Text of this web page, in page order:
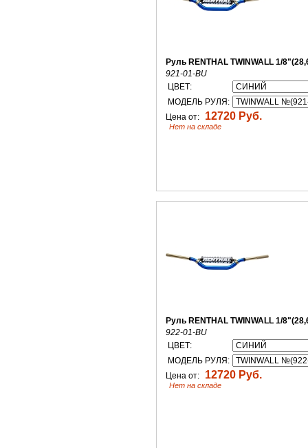
Руль RENTHAL TWINWALL 1/
921-01-BU
ЦВЕТ:
МОДЕЛЬ РУЛЯ:
Цена от:
12720 Руб.
Нет на складе
Руль RENTHAL TWINWALL 1/
922-01-BU
ЦВЕТ:
МОДЕЛЬ РУЛЯ:
Цена от:
12720 Руб.
Нет на складе